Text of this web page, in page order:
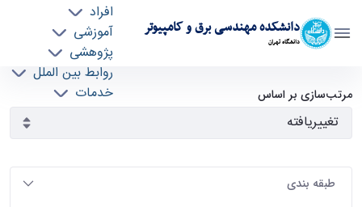
دانشکده مهندسی برق و کامپیوتر
دانشگاه تهران
افراد
آموزشی
پژوهشی
روابط بین الملل
خدمات
آرشیو اطلاعیه ها - ece- دانشکده مهندسی برق و
کامپیوتر
مرتب‌سازی بر اساس
طبقه بندی